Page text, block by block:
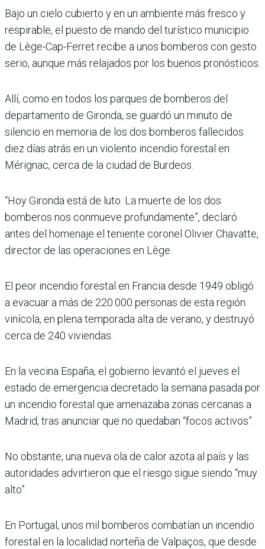
Bajo un cielo cubierto y en un ambiente más fresco y
respirable, el puesto de mando del turístico municipio
de Lège-Cap-Ferret recibe a unos bomberos con gesto
serio, aunque más relajados por los buenos pronósticos.
Allí, como en todos los parques de bomberos del
departamento de Gironda, se guardó un minuto de
silencio en memoria de los dos bomberos fallecidos
diez días atrás en un violento incendio forestal en
Mérignac, cerca de la ciudad de Burdeos.
“Hoy Gironda está de luto. La muerte de los dos
bomberos nos conmueve profundamente”, declaró
antes del homenaje el teniente coronel Olivier Chavatte,
director de las operaciones en Lège.
El peor incendio forestal en Francia desde 1949 obligó
a evacuar a más de 220.000 personas de esta región
vinícola, en plena temporada alta de verano, y destruyó
cerca de 240 viviendas.
En la vecina España, el gobierno levantó el jueves el
estado de emergencia decretado la semana pasada por
un incendio forestal que amenazaba zonas cercanas a
Madrid, tras anunciar que no quedaban “focos activos”.
No obstante, una nueva ola de calor azota al país y las
autoridades advirtieron que el riesgo sigue siendo “muy
alto”.
En Portugal, unos mil bomberos combatían un incendio
forestal en la localidad norteña de Valpaços, que desde